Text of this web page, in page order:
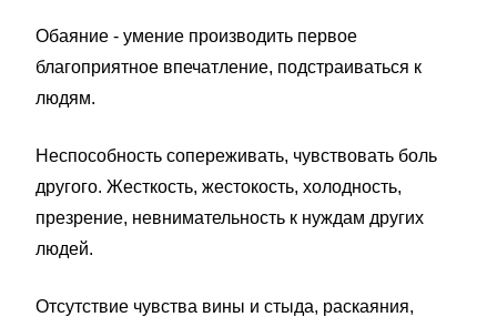
Обаяние - умение производить первое
благоприятное впечатление, подстраиваться к
людям.
Неспособность сопереживать, чувствовать боль
другого. Жесткость, жестокость, холодность,
презрение, невнимательность к нуждам других
людей.
Отсутствие чувства вины и стыда, раскаяния,